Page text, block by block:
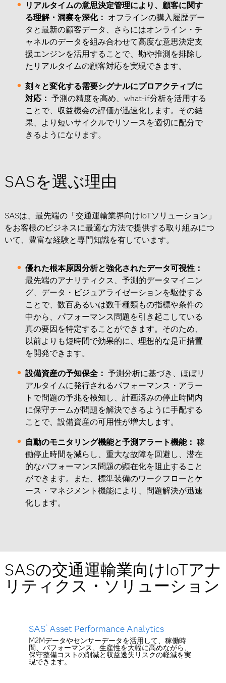
リアルタイムの意思決定管理により、顧客に関す
る理解・洞察を深化： オフラインの購入履歴デー
タと最新の顧客データ、さらにはオンライン・チ
ャネルのデータを組み合わせて高度な意思決定支
援エンジンを活用することで、勘や推測を排除し
たリアルタイムの顧客対応を実現できます。
刻々と変化する需要シグナルにプロアクティブに
対応：予測の精度を高め、what-if分析を活用する
ことで、収益機会の評価が迅速化します。その結
果、より短いサイクルでリソースを適切に配分で
きるようになります。
SASを選ぶ理由
SASは、最先端の「交通運輸業界向けIoTソリューション」
をお客様のビジネスに最適な方法で提供する取り組みにつ
いて、豊富な経験と専門知識を有しています。
優れた根本原因分析と強化されたデータ可視性：
最先端のアナリティクス、予測的データマイニン
グ、データ・ビジュアライゼーションを駆使する
ことで、数百あるいは数千種類もの指標や条件の
中から、パフォーマンス問題を引き起こしている
真の要因を特定することができます。そのため、
以前よりも短時間で効果的に、理想的な是正措置
を開発できます。
設備資産の予知保全：予測分析に基づき、ほぼリ
アルタイムに発行されるパフォーマンス・アラー
トで問題の予兆を検知し、計画済みの停止時間内
に保守チームが問題を解決できるように手配する
ことで、設備資産の可用性が増大します。
自動のモニタリング機能と予測アラート機能：稼
働停止時間を減らし、重大な故障を回避し、潜在
的なパフォーマンス問題の顕在化を阻止すること
ができます。また、標準装備のワークフローとケ
ース・マネジメント機能により、問題解決が迅速
化します。
SASの交通運輸業向けIoTアナ
リティクス・ソリューション
SAS®Asset Performance Analytics
M2Mデータやセンサーデータを活用して、稼働時
間、パフォーマンス、生産性を大幅に高めながら、
保守整備コストの削減と収益逸失リスクの軽減を実
現できます。